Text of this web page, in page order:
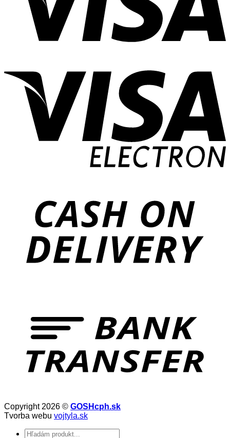
Copyright 2026 © GOSHcph.sk
Tvorba webu vojtyla.sk
Hľadať: